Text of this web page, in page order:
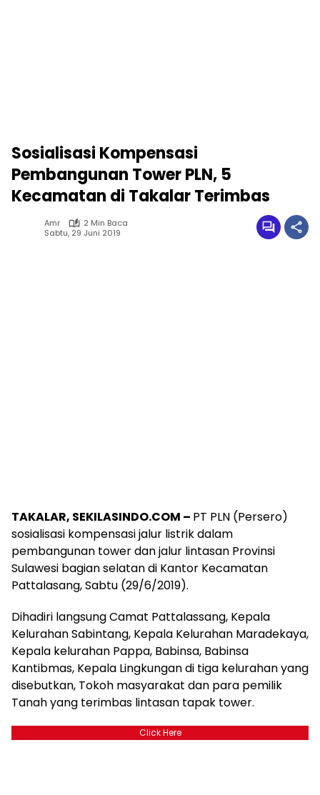
Sosialisasi Kompensasi
Pembangunan Tower PLN, 5
Kecamatan di Takalar Terimbas
Amr
2 Min Baca
Sabtu, 29 Juni 2019
TAKALAR, SEKILASINDO.COM – PT PLN (Persero)
sosialisasi kompensasi jalur listrik dalam
pembangunan tower dan jalur lintasan Provinsi
Sulawesi bagian selatan di Kantor Kecamatan
Pattalasang, Sabtu (29/6/2019).
Dihadiri langsung Camat Pattalassang, Kepala
Kelurahan Sabintang, Kepala Kelurahan Maradekaya,
Kepala kelurahan Pappa, Babinsa, Babinsa
Kantibmas, Kepala Lingkungan di tiga kelurahan yang
disebutkan, Tokoh masyarakat dan para pemilik
Tanah yang terimbas lintasan tapak tower.
Click Here